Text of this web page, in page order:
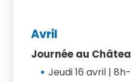
Avril
Journée au
Jeudi 16 avril |